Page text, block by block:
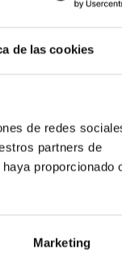
de las cookies
de redes
partners de
proporcionado
Marketing
de la
un análogo
para
realizadas
(LRDs) se